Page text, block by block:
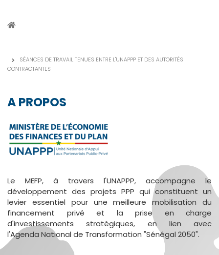
FIL
SÉANCES DE TRAVAIL TENUES ENTRE L'UNAPPP ET DES AUTORITÉS
CONTRACTANTES
A PROPOS
Le MEFP, à travers l'UNAPPP, accompagne le
développement des projets PPP qui constituent un
levier essentiel pour une meilleure mobilisation du
financement privé et la prise en charge
d'investissements stratégiques, en lien avec
l'Agenda National de Transformation "Sénégal 2050".